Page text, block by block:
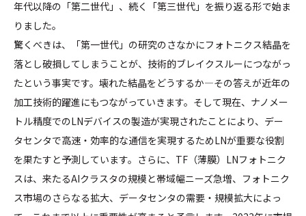
年代以降の「第二世代」、続く「第三世代」を振り返る形で始ま
りました。
驚くべきは、「第一世代」の研究のさなかにフォトニクス結晶を
落とし破損してしまうことが、技術的ブレイクスルーにつながっ
たという事実です。壊れた結晶をどうするか―その答えが近年の
加工技術的躍進にもつながっていきます。そして現在、ナノメー
トル精度でのLNデバイスの製造が実現されたことにより、デー
タセンタで高速・効率的な通信を実現するためLNが重要な役割
を果たすと予測しています。さらに、TF（薄膜）LNフォトニク
スは、来たるAIクラスタの規模と帯域幅ニーズ急増、フォトニク
ス市場のさらなる拡大、データセンタの需要・規模拡大によっ